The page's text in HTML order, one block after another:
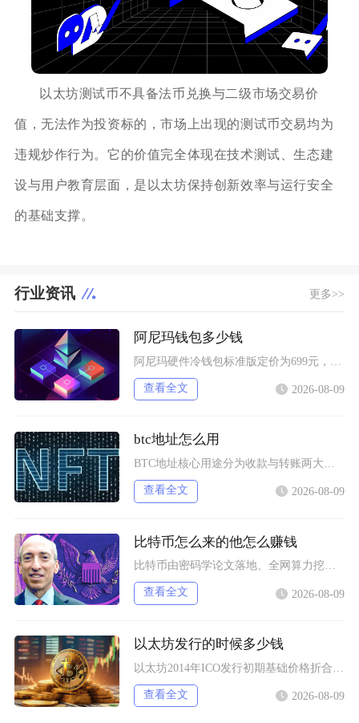
以太坊测试币不具备法币兑换与二级市场交易价
值，无法作为投资标的，市场上出现的测试币交易均为
违规炒作行为。它的价值完全体现在技术测试、生态建
设与用户教育层面，是以太坊保持创新效率与运行安全
的基础支撑。
行业资讯 更多>>
阿尼玛钱包多少钱
查看全文 2026-08-09
btc地址怎么用
查看全文 2026-08-09
比特币怎么来的他怎么赚钱
比特币由密码学论文落地、全网算力挖矿逐步产出，普通参与者主要依靠囤币、现货交易、算力挖矿、
查看全文 2026-08-09
以太坊发行的时候多少钱
查看全文 2026-08-09